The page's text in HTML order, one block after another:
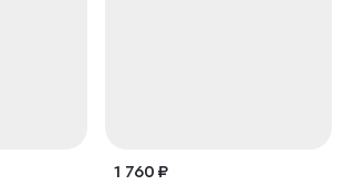
1 760 ₽